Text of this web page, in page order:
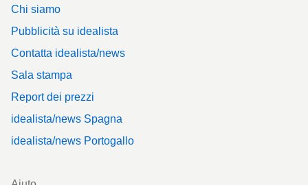
Chi siamo
Pubblicità su idealista
Contatta idealista/news
Sala stampa
Report dei prezzi
idealista/news Spagna
idealista/news Portogallo